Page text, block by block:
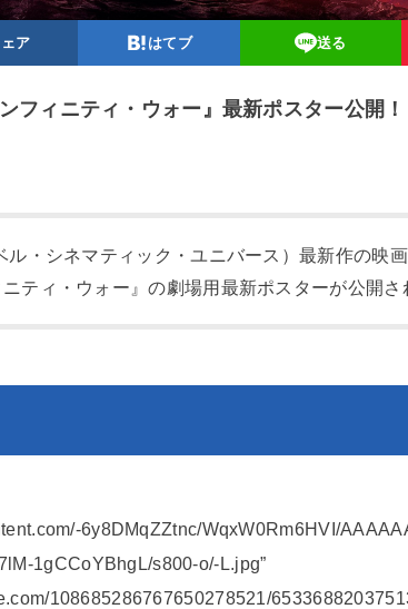
ア はてブ 送る
フィニティ・ウォー』最新ポスター公開！
ル・シネマティック・ユニバース）最新作の映
ティ・ウォー』の劇場用最新ポスターが公開さ
6y8DMqZZtnc/WqxW0Rm6HVI/
1gCCoYBhgL/s800-o/-L.jpg”
108685286767650278521/